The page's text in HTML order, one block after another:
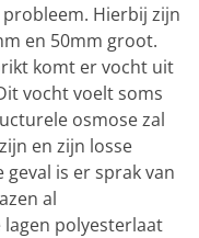
Hierbij zijn
en 50mm groot.
komt er vocht uit
vocht voelt soms
osmose zal
en zijn losse
is er sprak van
al
polyesterlaat